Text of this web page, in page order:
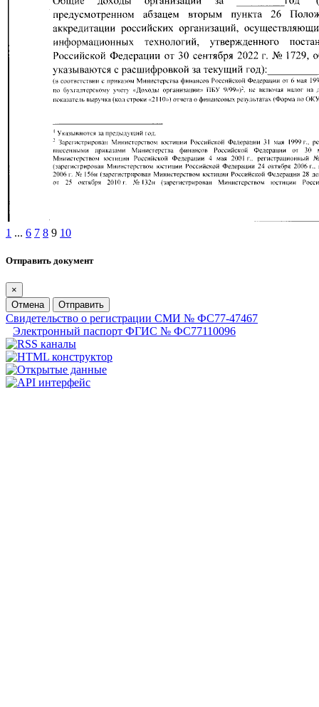
1 ... 6 7 8 9 10
Отправить документ
×
Отмена
Отправить
Свидетельство о регистрации СМИ № ФС77-47467
Электронный паспорт ФГИС № ФС77110096